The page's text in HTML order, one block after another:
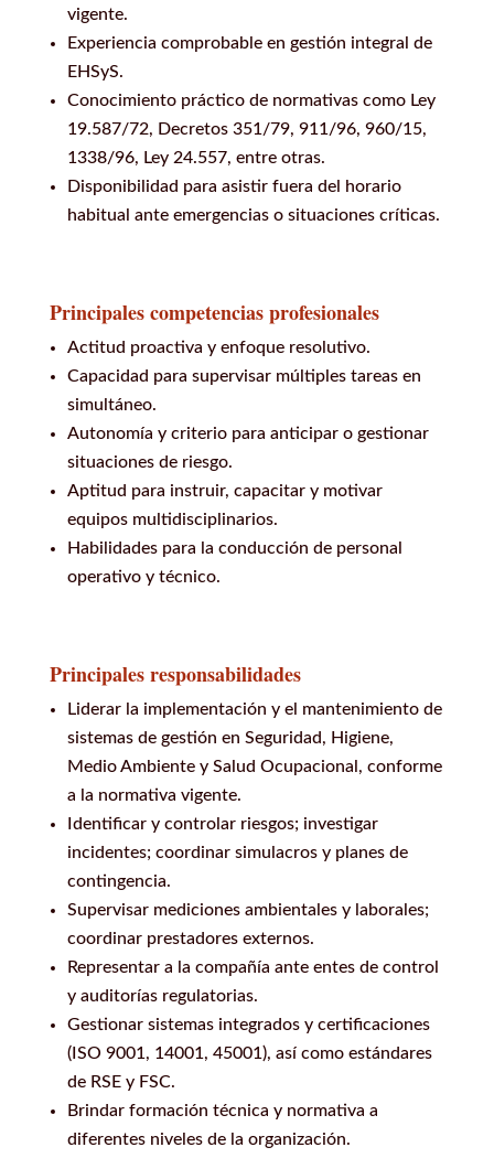
vigente.
Experiencia comprobable en gestión integral de
EHSyS.
Conocimiento práctico de normativas como Ley
19.587/72, Decretos 351/79, 911/96, 960/15,
1338/96, Ley 24.557, entre otras.
Disponibilidad para asistir fuera del horario
habitual ante emergencias o situaciones críticas.
Principales competencias profesionales
Actitud proactiva y enfoque resolutivo.
Capacidad para supervisar múltiples tareas en
simultáneo.
Autonomía y criterio para anticipar o gestionar
situaciones de riesgo.
Aptitud para instruir, capacitar y motivar
equipos multidisciplinarios.
Habilidades para la conducción de personal
operativo y técnico.
Principales responsabilidades
Liderar la implementación y el mantenimiento de
sistemas de gestión en Seguridad, Higiene,
Medio Ambiente y Salud Ocupacional, conforme
a la normativa vigente.
Identificar y controlar riesgos; investigar
incidentes; coordinar simulacros y planes de
contingencia.
Supervisar mediciones ambientales y laborales;
coordinar prestadores externos.
Representar a la compañía ante entes de control
y auditorías regulatorias.
Gestionar sistemas integrados y certificaciones
(ISO 9001, 14001, 45001), así como estándares
de RSE y FSC.
Brindar formación técnica y normativa a
diferentes niveles de la organización.